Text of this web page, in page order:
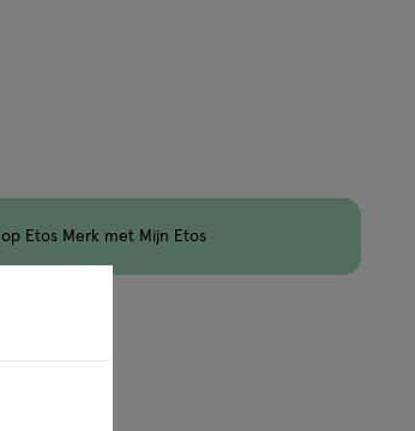
op Etos Merk met Mijn Etos